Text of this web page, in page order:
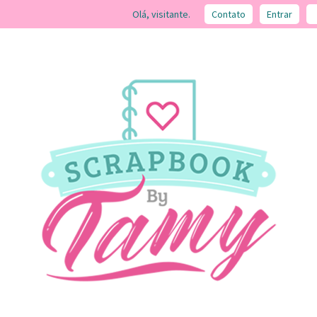
Olá, visitante. Contato Entrar